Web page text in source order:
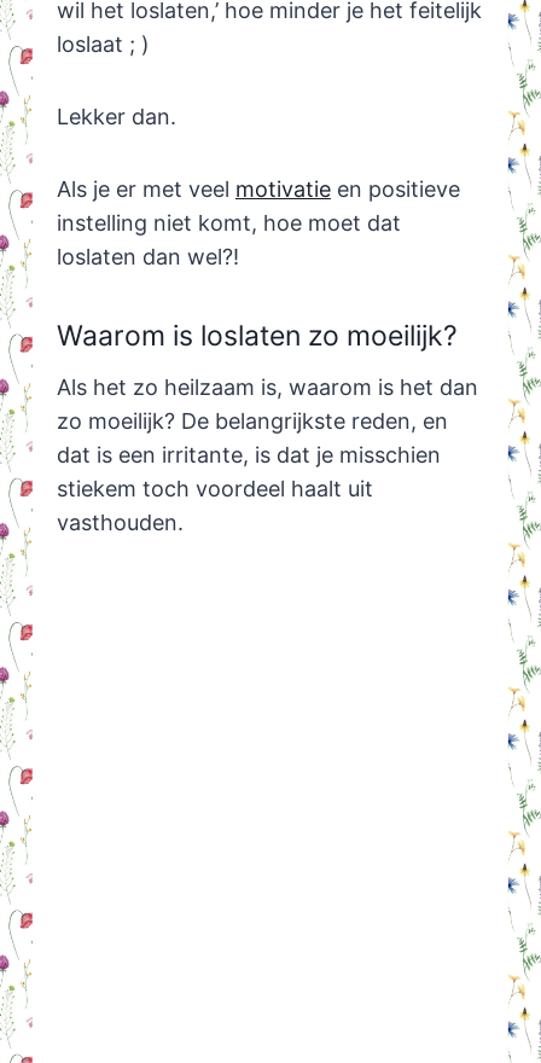
wil het loslaten,’ hoe minder je het feitelijk
loslaat ; )
Lekker dan.
Als je er met veel motivatieen positieve
instelling niet komt, hoe moet dat
loslaten dan wel?!
Waarom is loslaten zo moeilijk?
Als het zo heilzaam is, waarom is het dan
zo moeilijk? De belangrijkste reden, en
dat is een irritante, is dat je misschien
stiekem toch voordeel haalt uit
vasthouden.